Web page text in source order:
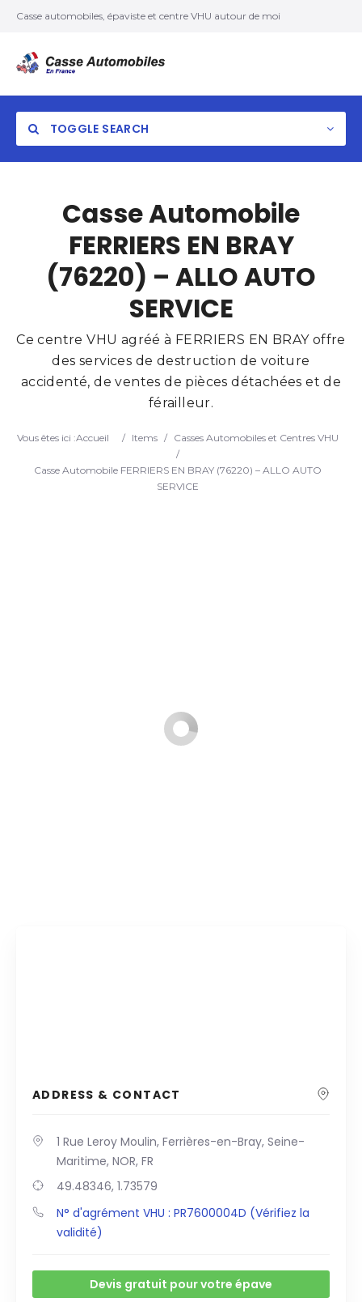
Casse automobiles, épaviste et centre VHU autour de moi
TOGGLE SEARCH
Search
Casse Automobile
FERRIERS EN BRAY
(76220) – ALLO AUTO
SERVICE
Ce centre VHU agréé à FERRIERS EN BRAY offre
des services de destruction de voiture
accidenté, de ventes de pièces détachées et de
férailleur.
Vous êtes ici :Accueil / Items / Casses Automobiles et Centres VHU
/
Casse Automobile FERRIERS EN BRAY (76220) – ALLO AUTO
SERVICE
ADDRESS & CONTACT
1 Rue Leroy Moulin, Ferrières-en-Bray, Seine-
Maritime, NOR, FR
49.48346, 1.73579
N° d'agrément VHU : PR7600004D (Vérifiez la
validité)
Devis gratuit pour votre épave